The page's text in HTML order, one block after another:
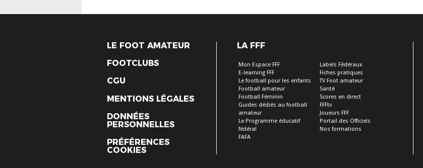
LE FOOT AMATEUR
FOOTCLUBS
CGU
MENTIONS LÉGALES
DONNÉES
PERSONNELLES
PRÉFÉRENCES
COOKIES
LA FFF
Mon Espace FFF
E-learning FFF
Le football pour les enfants
Football amateur
Football Féminin
Guides dédiés au football
amateur
Le Programme éducatif
fédéral
FAFA
Labels Fédéraux
Fiches pratiques
TV Foot amateur
Santé
Scores en direct
FFFtv
Joueurs FFF
Portail des Officiels
Nos formations